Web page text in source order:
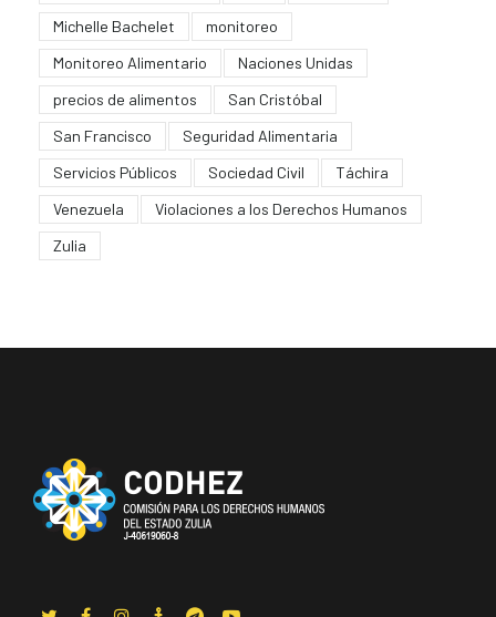
Michelle Bachelet
monitoreo
Monitoreo Alimentario
Naciones Unidas
precios de alimentos
San Cristóbal
San Francisco
Seguridad Alimentaria
Servicios Públicos
Sociedad Civil
Táchira
Venezuela
Violaciones a los Derechos Humanos
Zulia